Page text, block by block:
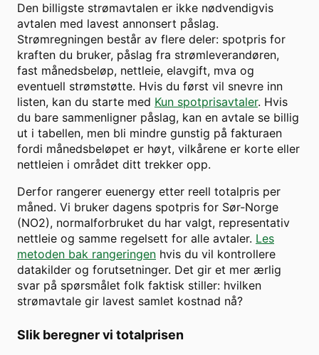
Den billigste strømavtalen er ikke nødvendigvis
avtalen med lavest annonsert påslag.
Strømregningen består av flere deler: spotpris for
kraften du bruker, påslag fra strømleverandøren,
fast månedsbeløp, nettleie, elavgift, mva og
eventuell strømstøtte. Hvis du først vil snevre inn
listen, kan du starte med Kun spotprisavtaler. Hvis
du bare sammenligner påslag, kan en avtale se billig
ut i tabellen, men bli mindre gunstig på fakturaen
fordi månedsbeløpet er høyt, vilkårene er korte eller
nettleien i området ditt trekker opp.
Derfor rangerer euenergy etter reell totalpris per
måned. Vi bruker dagens spotpris for Sør-Norge
(NO2), normalforbruket du har valgt, representativ
nettleie og samme regelsett for alle avtaler. Les
metoden bak rangeringen hvis du vil kontrollere
datakilder og forutsetninger. Det gir et mer ærlig
svar på spørsmålet folk faktisk stiller: hvilken
strømavtale gir lavest samlet kostnad nå?
Slik beregner vi totalprisen